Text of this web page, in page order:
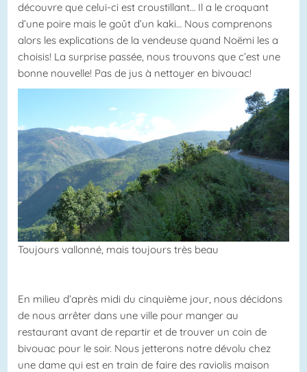
découvre que celui-ci est croustillant… Il a le croquant
d’une poire mais le goût d’un kaki… Nous comprenons
alors les explications de la vendeuse quand Noëmi les a
choisis! La surprise passée, nous trouvons que c’est une
bonne nouvelle! Pas de jus à nettoyer en bivouac!
Toujours vallonné, mais toujours très beau
En milieu d’après midi du cinquième jour, nous décidons
de nous arrêter dans une ville pour manger au
restaurant avant de repartir et de trouver un coin de
bivouac pour le soir. Nous jetterons notre dévolu chez
une dame qui est en train de faire des raviolis maison